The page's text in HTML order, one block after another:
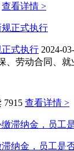
查看详情 >
式执行 2024-
、劳动合同、
7915 查看详情 >
纳金，员工是